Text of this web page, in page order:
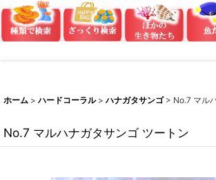
ホーム > ハードコーラル > ハナガタサンゴ > No.7 マル
No.7 マルハナガタサンゴ ツートン